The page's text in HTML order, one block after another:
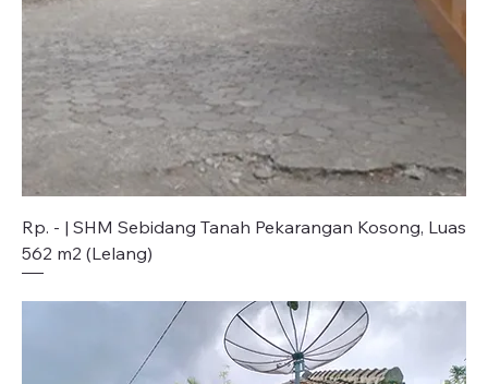
Rp. - | SHM Sebidang Tanah Pekarangan Kosong, Luas
562 m2 (Lelang)